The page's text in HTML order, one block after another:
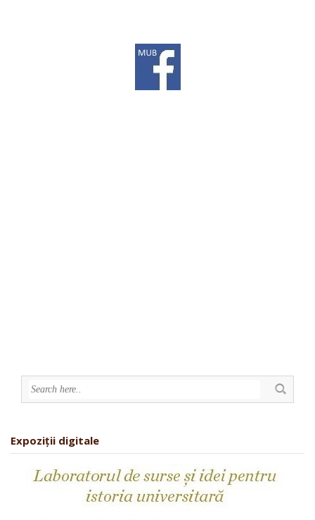
Expoziții digitale